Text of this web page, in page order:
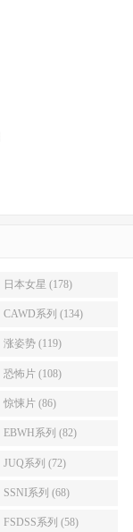
日本女星 (178)
CAWD系列 (134)
涨姿势 (119)
恐怖片 (108)
惊悚片 (86)
EBWH系列 (82)
JUQ系列 (72)
SSNI系列 (68)
FSDSS系列 (58)